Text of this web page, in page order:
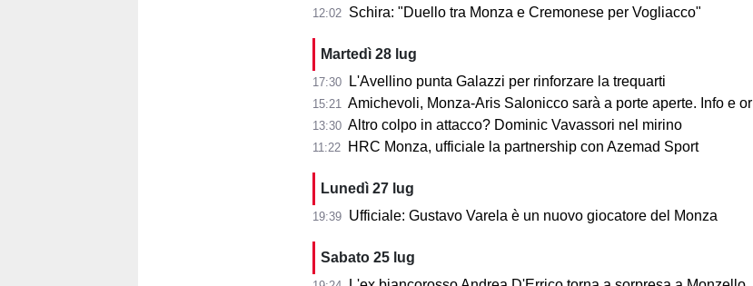
12:02 Schira: "Duello tra Monza e Cremonese per Vogliacco"
Martedì 28 lug
17:30 L'Avellino punta Galazzi per rinforzare la trequarti
15:21 Amichevoli, Monza-Aris Salonicco sarà a porte aperte. Info e orari
13:30 Altro colpo in attacco? Dominic Vavassori nel mirino
11:22 HRC Monza, ufficiale la partnership con Azemad Sport
Lunedì 27 lug
19:39 Ufficiale: Gustavo Varela è un nuovo giocatore del Monza
Sabato 25 lug